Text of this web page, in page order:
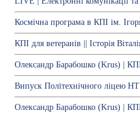
Космічна програма в КПІ ім.
КПІ для ветеранів || Історія
Олександр Барабошко (Krus) |
Випуск Політехнічного ліцею
Олександр Барабошко (Krus) |